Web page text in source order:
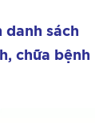
sách
chữa bệnh